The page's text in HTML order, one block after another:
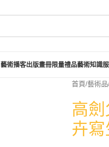
藝術播客出版畫冊限量禮品藝術知識
首頁 藝術品
高
卉